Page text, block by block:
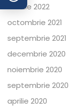
martie 2022
octombrie 2021
septembrie 2021
decembrie 2020
noiembrie 2020
septembrie 2020
aprilie 2020